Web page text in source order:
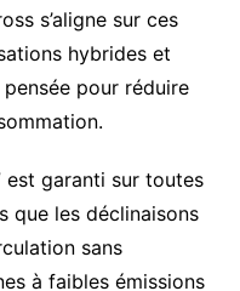
s’aligne sur ces
hybrides et
pour réduire
est garanti sur toutes
que les déclinaisons
sans
à faibles émissions